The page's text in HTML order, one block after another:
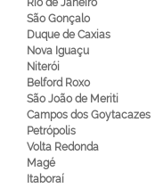
Rio de Janeiro
São Gonçalo
Duque de Caxias
Nova Iguaçu
Niterói
Belford Roxo
São João de Meriti
Campos dos Goytacazes
Petrópolis
Volta Redonda
Magé
Itaboraí